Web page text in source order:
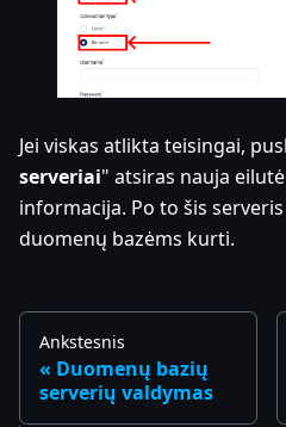
Jei viskas atlikta teisingai,
serveriai" atsiras nauja
informacija. Po to šis
duomenų bazėms kurti.
Ankstesnis
Duomenų bazių
serverių valdymas